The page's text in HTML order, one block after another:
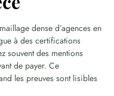
dense d’agences en
à des certifications
souvent des mentions
de payer. Ce
les preuves sont lisibles